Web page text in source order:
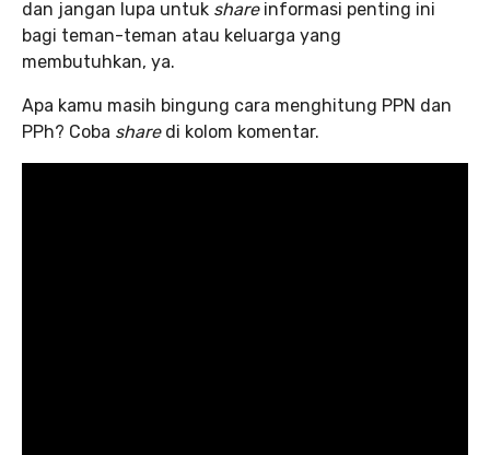
dan jangan lupa untuk shareinformasi penting ini
bagi teman-teman atau keluarga yang
membutuhkan, ya.
Apa kamu masih bingung cara menghitung PPN dan
PPh? Coba share di kolom komentar.